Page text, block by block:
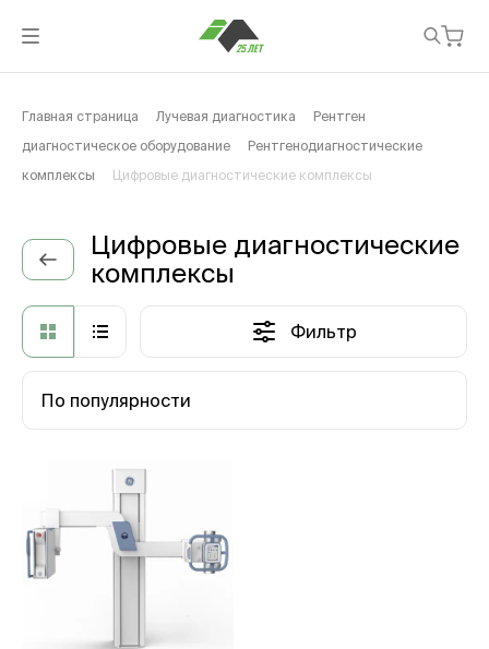
Главная страница Лучевая диагностика Рентген
диагностическое оборудование Рентгенодиагностические
комплексы Цифровые диагностические комплексы
Цифровые диагностические
комплексы
Фильтр
По популярности